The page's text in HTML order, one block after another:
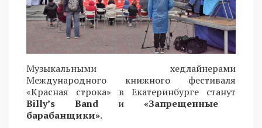
Музыкальными хедлайнерами
Международного книжного фестиваля
«Красная строка» в Екатеринбурге станут
Billy’s Band и «Запрещенные
барабанщики».